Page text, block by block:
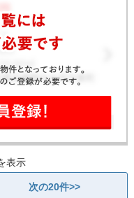
表示
次の20件>>